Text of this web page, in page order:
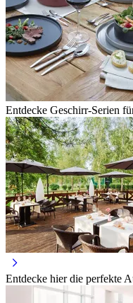
Entdecke Geschirr-Serien
Entdecke hier die perfekte